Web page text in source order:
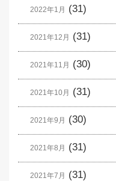
2022年1月 (31)
2021年12月 (31)
2021年11月 (30)
2021年10月 (31)
2021年9月 (30)
2021年8月 (31)
2021年7月 (31)